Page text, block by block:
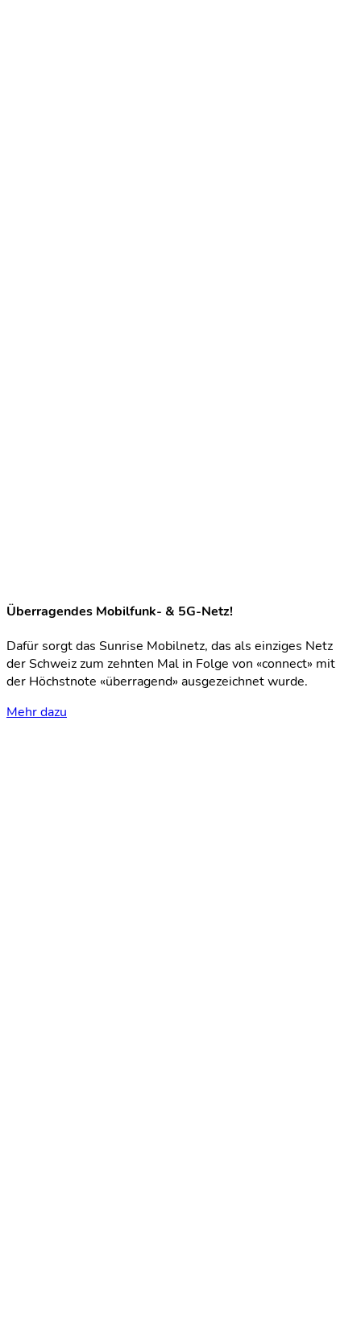
Überragendes Mobilfunk- & 5G-Netz!
Dafür sorgt das Sunrise Mobilnetz, das als einziges Netz
der Schweiz zum zehnten Mal in Folge von «connect» mit
der Höchstnote «überragend» ausgezeichnet wurde.
Mehr dazu